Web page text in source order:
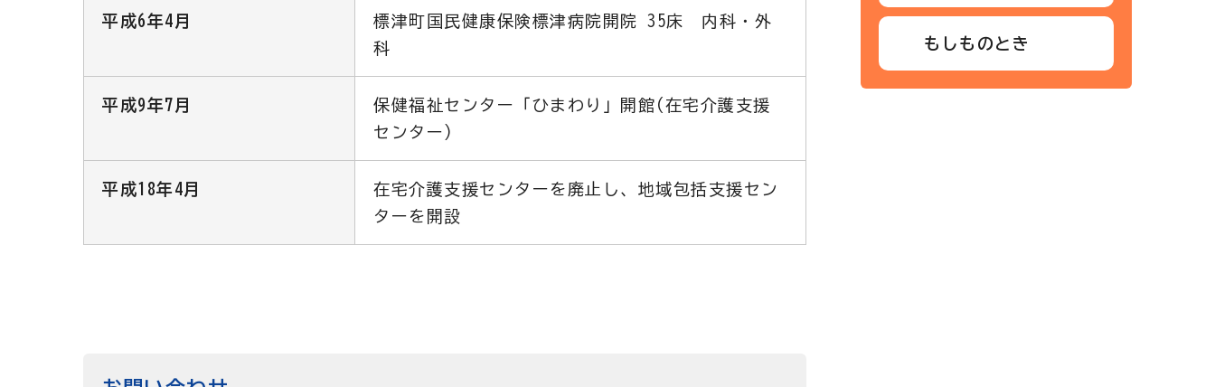
平成6年4月
標津町国民健康保険標津病院開院 35床 内科・外
科
平成9年7月
保健福祉センター「ひまわり」開館(在宅介護支援
センター)
平成18年4月
在宅介護支援センターを廃止し、地域包括支援セン
ターを開設
もしものとき